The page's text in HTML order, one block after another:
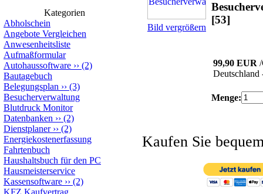
Kategorien
Abholschein
Angebote Vergleichen
Anwesenheitsliste
Aufmaßformular
Autohaussoftware ›› (2)
Bautagebuch
Belegungsplan ›› (3)
Besucherverwaltung
Blutdruck Monitor
Datenbanken ›› (2)
Dienstplaner›› (2)
Energiekostenerfassung
Fahrtenbuch
Haushaltsbuch für den PC
Hausmeisterservice
Kassensoftware ›› (2)
KFZ Kaufvertrag
Bild vergrößern
[53]
99,90 EUR
Deutschland
Menge:
Kaufen Sie